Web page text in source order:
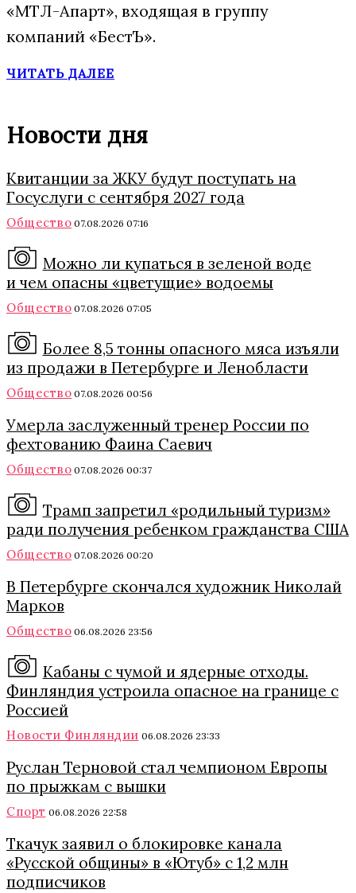
«МТЛ-Апарт», входящая в группу
компаний «БестЪ».
ЧИТАТЬ ДАЛЕЕ
Новости дня
Квитанции за ЖКУ будут поступать на
Госуслуги с сентября 2027 года
Общество 07.08.2026 07:16
Можно ли купаться в зеленой воде
и чем опасны «цветущие» водоемы
Общество 07.08.2026 07:05
Более 8,5 тонны опасного мяса изъяли
из продажи в Петербурге и Ленобласти
Общество 07.08.2026 00:56
Умерла заслуженный тренер России по
фехтованию Фаина Саевич
Общество 07.08.2026 00:37
Трамп запретил «родильный туризм»
ради получения ребенком гражданства США
Общество 07.08.2026 00:20
В Петербурге скончался художник Николай
Марков
Общество 06.08.2026 23:56
Кабаны с чумой и ядерные отходы.
Финляндия устроила опасное на границе с
Россией
Новости Финляндии 06.08.2026 23:33
Руслан Терновой стал чемпионом Европы
по прыжкам с вышки
Спорт 06.08.2026 22:58
Ткачук заявил о блокировке канала
«Русской общины» в «Ютуб» с 1,2 млн
подписчиков